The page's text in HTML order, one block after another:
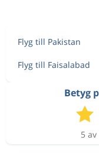
Flyg till Pakistan
Flyg till Faisalabad
Betyg
5